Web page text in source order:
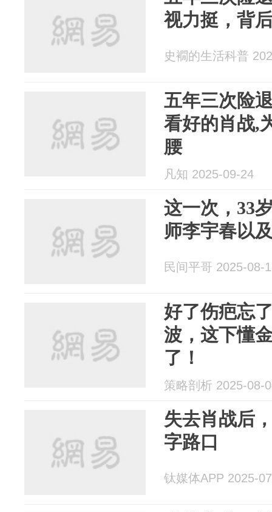
视力挺，背
史襉的生活科普
五年三次险
看好的肖战,
腰
凡知 2025-09-24
这一次，33
师李宇春以
民间平哥 2025-08-
好了伤疤忘
波，这下懂
了！
策略剖析 2025-08-
失去肖战后
字路口
钛媒体APP 2025-